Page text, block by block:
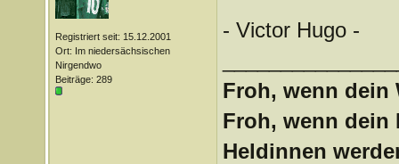
Registriert seit: 15.12.2001
Ort: Im niedersächsischen
Nirgendwo
Beiträge: 289
- Victor Hugo -
Froh, wenn dein
Froh, wenn dein
Heldinnen